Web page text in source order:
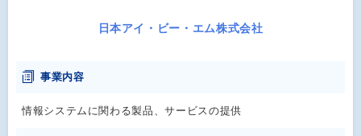
日本アイ・ビー・エム株式会社
事業内容
情報システムに関わる製品、サービスの提供